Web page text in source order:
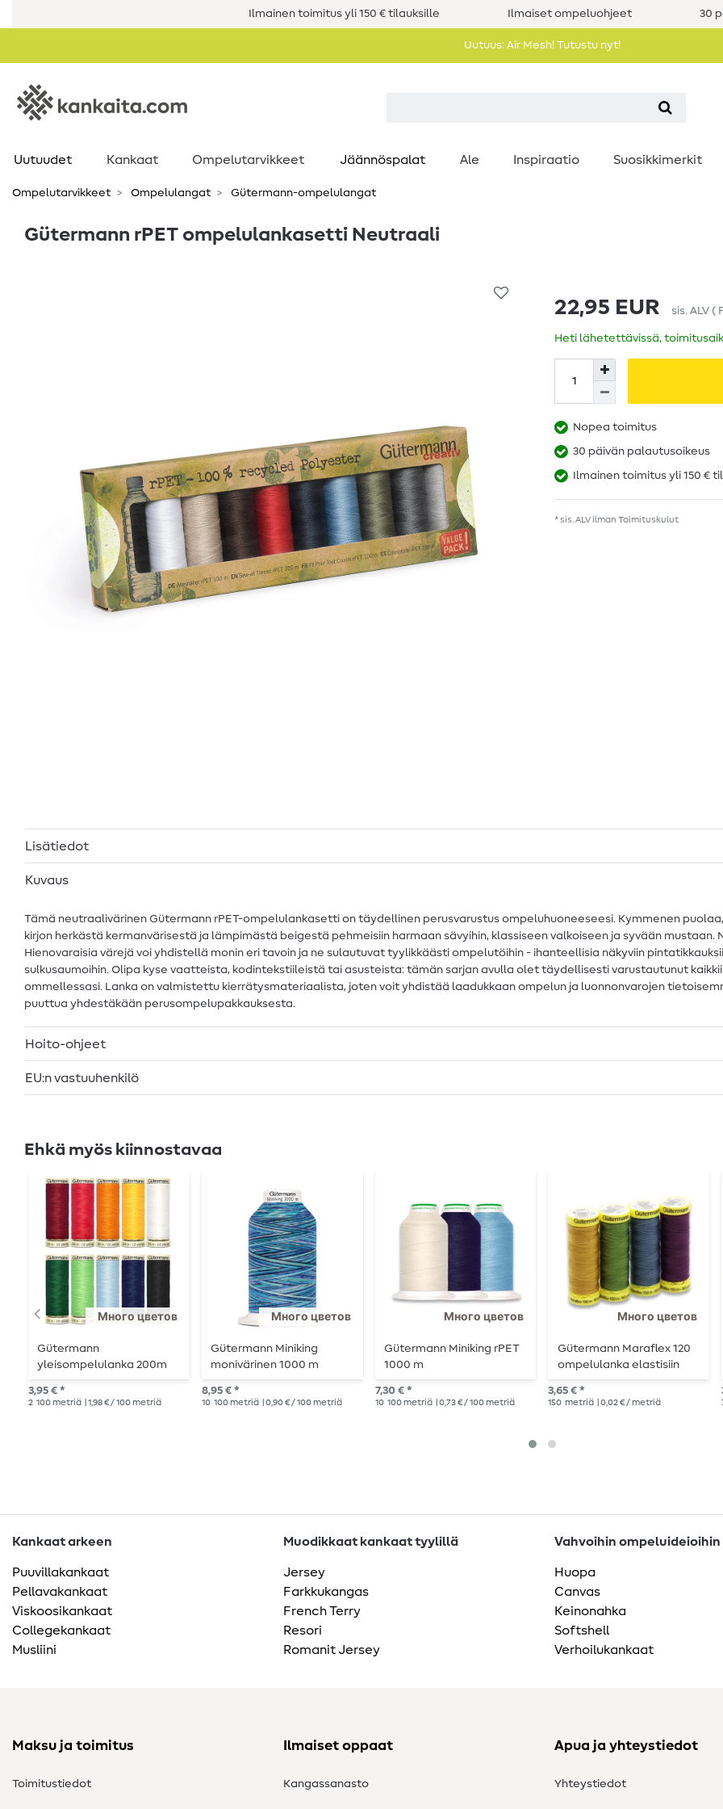
Ilmainen toimitus yli 150 € tilauksille Ilmaiset ompeluohjeet 30
Uutuus: Air Mesh! Tutustu nyt!
Uutuudet Kankaat Ompelutarvikkeet Jäännöspalat Ale Inspiraatio Suosikkimerkit
Ompelutarvikkeet Ompelulangat Gütermann-ompelulangat
Gütermann rPET ompelulankasetti Neutraali
22,95 EUR sis. ALV (
Heti lähetettävissä,
Nopea toimitus
30 päivän palautusoikeus
Ilmainen toimitus yli 150 €
* sis. ALV ilman Toimituskulut
Lisätiedot
Kuvaus
Tämä neutraalivärinen Gütermann rPET-ompelulankasetti on täydellinen perusvarustus ompeluhuoneeseesi. Kymmenen
kirjon herkästä kermanvärisestä ja lämpimästä beigestä pehmeisiin harmaan sävyihin, klassiseen valkoiseen ja syvään mustaan.
Hienovaraisia värejä voi yhdistellä monin eri tavoin ja ne sulautuvat tyylikkäästi ompelutöihin - ihanteellisia näkyviin
sulkusaumoihin. Olipa kyse vaatteista, kodintekstiileistä tai asusteista: tämän sarjan avulla olet täydellisesti varustautunut
ommellessasi. Lanka on valmistettu kierrätysmateriaalista, joten voit yhdistää laadukkaan ompelun ja luonnonvarojen
puuttua yhdestäkään perusompelupakkauksesta.
Hoito-ohjeet
EU:n vastuuhenkilö
Ehkä myös kiinnostavaa
Много цветов
Gütermann
yleisompelulanka 200m
3,95 € *
2 100 metriä | 1,98 € / 100 metriä
Много цветов
Gütermann Miniking
monivärinen 1000 m
8,95 € *
10 100 metriä | 0,90 € / 100 metriä
Много цветов
Gütermann Miniking rPET
1000 m
7,30 € *
10 100 metriä | 0,73 € / 100 metriä
Много цветов
Gütermann Maraflex 120
ompelulanka elastisiin
saumoihin - 150 m
3,65 € *
150 metriä | 0,02 € / metriä
Kankaat arkeen
Puuvillakankaat
Pellavakankaat
Viskoosikankaat
Collegekankaat
Musliini
Muodikkaat kankaat tyylillä
Jersey
Farkkukangas
French Terry
Resori
Romanit Jersey
Vahvoihin ompeluideioihin
Huopa
Canvas
Keinonahka
Softshell
Verhoilukankaat
Maksu ja toimitus
Toimitustiedot
Ilmaiset oppaat
Kangassanasto
Apua ja yhteystiedot
Yhteystiedot